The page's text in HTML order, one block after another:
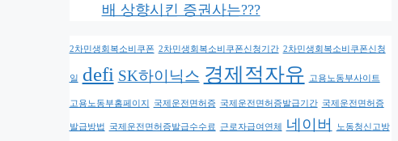
배 상향시킨 증권사는???
2차민생회복소비쿠폰 2차민생회복소비쿠폰신청기간 2차민생회복소비쿠폰신청
일 defi SK하이닉스 경제적자유 고용노동부사이트
고용노동부홈페이지 국제운전면허증 국제운전면허증발급기간 국제운전면허증
발급방법 국제운전면허증발급수수료 근로자급여연체 네이버 노동청신고방